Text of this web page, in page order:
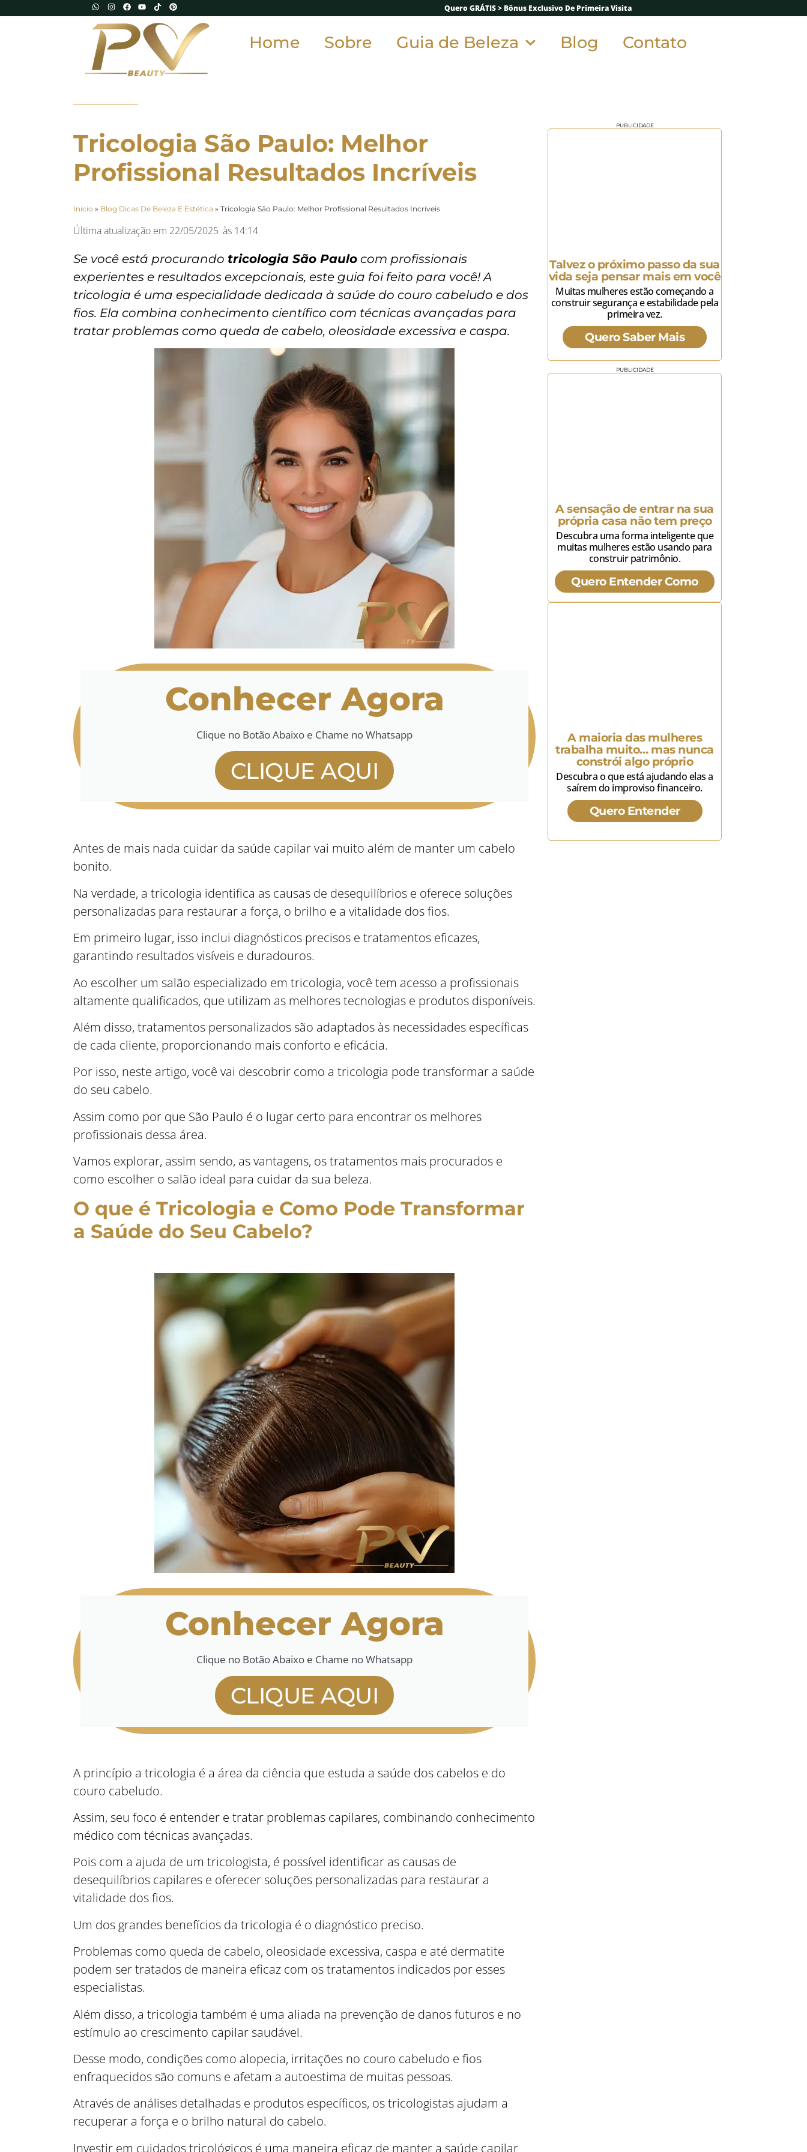
Quero GRÁTIS > Bônus Exclusivo De Primeira Visita
Home Sobre Guia de Beleza Blog Contato
Tricologia São Paulo: Melhor
Profissional Resultados Incríveis
Início » Blog Dicas De Beleza E Estética » Tricologia São Paulo: Melhor Profissional Resultados Incríveis
Última atualização em 22/05/2025 às 14:14
Se você está procurando tricologia São Paulo com profissionais
experientes e resultados excepcionais, este guia foi feito para você! A
tricologia é uma especialidade dedicada à saúde do couro cabeludo e dos
fios. Ela combina conhecimento científico com técnicas avançadas para
tratar problemas como queda de cabelo, oleosidade excessiva e caspa.
Conhecer Agora
Clique no Botão Abaixo e Chame no Whatsapp
CLIQUE AQUI
Antes de mais nada cuidar da saúde capilar vai muito além de manter um cabelo
bonito.
Na verdade, a tricologia identifica as causas de desequilíbrios e oferece soluções
personalizadas para restaurar a força, o brilho e a vitalidade dos fios.
Em primeiro lugar, isso inclui diagnósticos precisos e tratamentos eficazes,
garantindo resultados visíveis e duradouros.
Ao escolher um salão especializado em tricologia, você tem acesso a profissionais
altamente qualificados, que utilizam as melhores tecnologias e produtos disponíveis.
Além disso, tratamentos personalizados são adaptados às necessidades específicas
de cada cliente, proporcionando mais conforto e eficácia.
Por isso, neste artigo, você vai descobrir como a tricologia pode transformar a saúde
do seu cabelo.
Assim como por que São Paulo é o lugar certo para encontrar os melhores
profissionais dessa área.
Vamos explorar, assim sendo, as vantagens, os tratamentos mais procurados e
como escolher o salão ideal para cuidar da sua beleza.
O que é Tricologia e Como Pode Transformar
a Saúde do Seu Cabelo?
Conhecer Agora
Clique no Botão Abaixo e Chame no Whatsapp
CLIQUE AQUI
A princípio a tricologia é a área da ciência que estuda a saúde dos cabelos e do
couro cabeludo.
Assim, seu foco é entender e tratar problemas capilares, combinando conhecimento
médico com técnicas avançadas.
Pois com a ajuda de um tricologista, é possível identificar as causas de
desequilíbrios capilares e oferecer soluções personalizadas para restaurar a
vitalidade dos fios.
Um dos grandes benefícios da tricologia é o diagnóstico preciso.
Problemas como queda de cabelo, oleosidade excessiva, caspa e até dermatite
podem ser tratados de maneira eficaz com os tratamentos indicados por esses
especialistas.
Além disso, a tricologia também é uma aliada na prevenção de danos futuros e no
estímulo ao crescimento capilar saudável.
Desse modo, condições como alopecia, irritações no couro cabeludo e fios
enfraquecidos são comuns e afetam a autoestima de muitas pessoas.
Através de análises detalhadas e produtos específicos, os tricologistas ajudam a
recuperar a força e o brilho natural do cabelo.
Investir em cuidados tricológicos é uma maneira eficaz de manter a saúde capilar
PUBLICIDADE
Talvez o próximo passo da sua
vida seja pensar mais em você
Muitas mulheres estão começando a
construir segurança e estabilidade pela
primeira vez.
Quero Saber Mais
PUBLICIDADE
A sensação de entrar na sua
própria casa não tem preço
Descubra uma forma inteligente que
muitas mulheres estão usando para
construir patrimônio.
Quero Entender Como
A maioria das mulheres
trabalha muito… mas nunca
constrói algo próprio
Descubra o que está ajudando elas a
saírem do improviso financeiro.
Quero Entender